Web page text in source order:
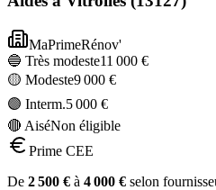
MaPrimeRénov'
🔵 Très modeste11 000 €
🟡 Modeste9 000 €
🟣 Interm.5 000 €
🔴 AiséNon éligible
Prime CEE
De 2 500 € à 4 000 € selon